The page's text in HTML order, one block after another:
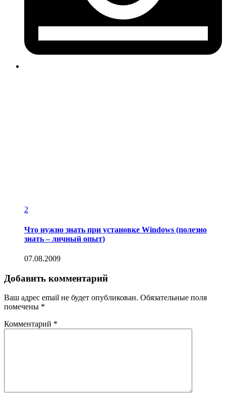
2
Что нужно знать при установке Windows (полезно
знать – личный опыт)
07.08.2009
Добавить комментарий
Ваш адрес email не будет опубликован. Обязательные поля
помечены *
Комментарий *